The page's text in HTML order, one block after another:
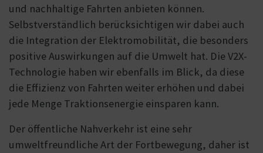
und nachhaltige Fahrten anbieten können.
Selbstverständlich berücksichtigen wir dabei auch
die Integration der Elektromobilität, die besonders
positive Auswirkungen auf die Umwelt hat. Die V2X-
Technologie haben wir ebenfalls im Blick, da diese
die Effizienz von Fahrten weiter erhöhen und dabei
jede Menge Traktionsenergie einsparen kann.
Der öffentliche Nahverkehr ist eine sehr
umweltfreundliche Art der Fortbewegung, daher ist